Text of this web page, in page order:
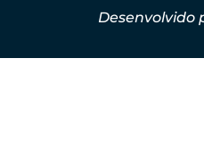
Desenvolvido